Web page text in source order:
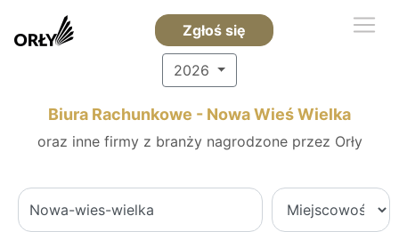
Zgłoś się
2026
Biura Rachunkowe - Nowa Wieś Wielka
oraz inne firmy z branży nagrodzone przez Orły